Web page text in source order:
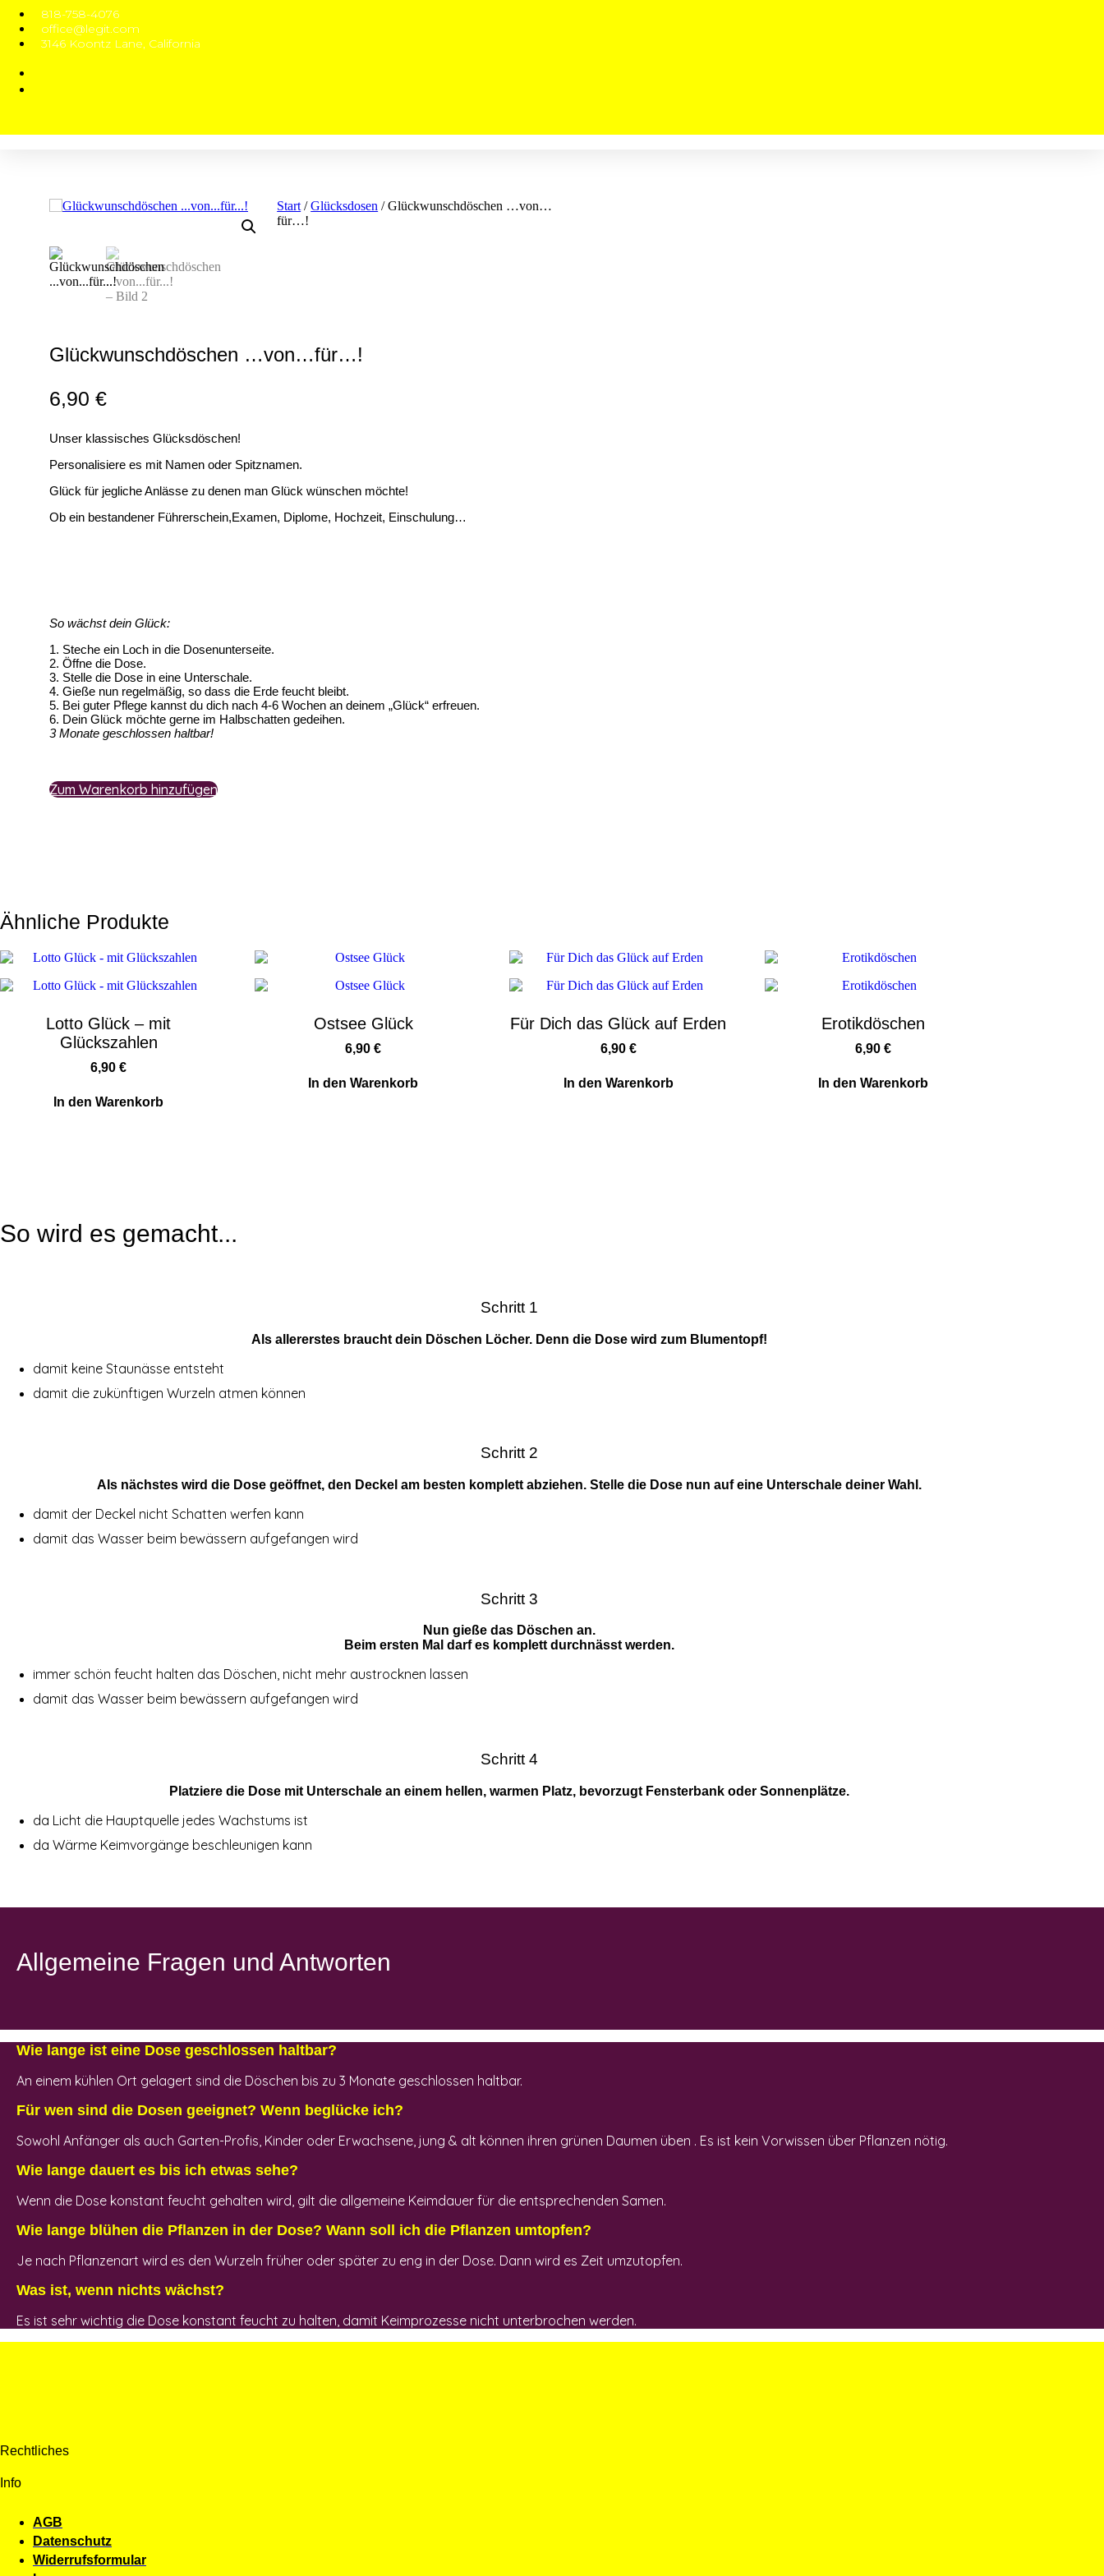
818-758-4076
office@legit.com
3146 Koontz Lane, California
Start /Glücksdosen / Glückwunschdöschen …von…
für…!
Glückwunschdöschen …von…für…!
6,90 €
Unser klassisches Glücksdöschen!
Personalisiere es mit Namen oder Spitznamen.
Glück für jegliche Anlässe zu denen man Glück wünschen möchte!
Ob ein bestandener Führerschein,Examen, Diplome, Hochzeit, Einschulung…
So wächst dein Glück:
1. Steche ein Loch in die Dosenunterseite.
2. Öffne die Dose.
3. Stelle die Dose in eine Unterschale.
4. Gieße nun regelmäßig, so dass die Erde feucht bleibt.
5. Bei guter Pflege kannst du dich nach 4-6 Wochen an deinem „Glück“ erfreuen.
6. Dein Glück möchte gerne im Halbschatten gedeihen.
3 Monate geschlossen haltbar!
Zum Warenkorb hinzufügen
Ähnliche Produkte
Lotto Glück – mit
Glückszahlen
6,90€
In den Warenkorb
Ostsee Glück
6,90€
In den Warenkorb
Für Dich das Glück auf Erden
6,90 €
In den Warenkorb
Erotikdöschen
6,90 €
In den Warenkorb
So wird es gemacht...
Schritt 1
Als allererstes braucht dein Döschen Löcher. Denn die Dose wird zum Blumentopf!
damit keine Staunässe entsteht
damit die zukünftigen Wurzeln atmen können
Schritt 2
Als nächstes wird die Dose geöffnet, den Deckel am besten komplett abziehen. Stelle die Dose nun auf eine Unterschale deiner Wahl.
damit der Deckel nicht Schatten werfen kann
damit das Wasser beim bewässern aufgefangen wird
Schritt 3
Nun gieße das Döschen an.
Beim ersten Mal darf es komplett durchnässt werden.
immer schön feucht halten das Döschen, nicht mehr austrocknen lassen
damit das Wasser beim bewässern aufgefangen wird
Schritt 4
Platziere die Dose mit Unterschale an einem hellen, warmen Platz, bevorzugt Fensterbank oder Sonnenplätze.
da Licht die Hauptquelle jedes Wachstums ist
da Wärme Keimvorgänge beschleunigen kann
Allgemeine Fragen und Antworten
Wie lange ist eine Dose geschlossen haltbar?
An einem kühlen Ort gelagert sind die Döschen bis zu 3 Monate geschlossen haltbar.
Für wen sind die Dosen geeignet? Wenn beglücke ich?
Sowohl Anfänger als auch Garten-Profis, Kinder oder Erwachsene, jung & alt können ihren grünen Daumen üben . Es ist kein Vorwissen über Pflanzen nötig.
Wie lange dauert es bis ich etwas sehe?
Wenn die Dose konstant feucht gehalten wird, gilt die allgemeine Keimdauer für die entsprechenden Samen.
Wie lange blühen die Pflanzen in der Dose? Wann soll ich die Pflanzen umtopfen?
Je nach Pflanzenart wird es den Wurzeln früher oder später zu eng in der Dose. Dann wird es Zeit umzutopfen.
Was ist, wenn nichts wächst?
Es ist sehr wichtig die Dose konstant feucht zu halten, damit Keimprozesse nicht unterbrochen werden.
Rechtliches
Info
AGB
Datenschutz
Widerrufsformular